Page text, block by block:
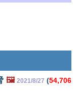
🖼️ 2021/8/27 (54,706